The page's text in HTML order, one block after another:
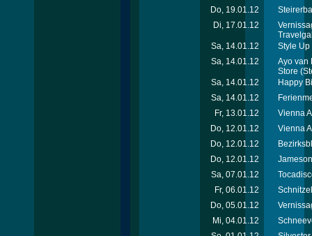
Do, 19.01.12
Di, 17.01.12
Sa, 14.01.12
Style Up
Sa, 14.01.12
Ayo van
Store
Sa, 14.01.12
Happy
Sa, 14.01.12
Fr, 13.01.12
Vienna
Do, 12.01.12
Vienna
Do, 12.01.12
Do, 12.01.12
Sa, 07.01.12
Fr, 06.01.12
Do, 05.01.12
Mi, 04.01.12